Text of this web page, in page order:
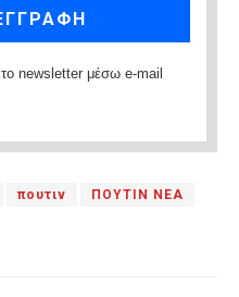
newsletter μέσω e-mail
πουτιν ΠΟΥΤΙΝ ΝΕΑ